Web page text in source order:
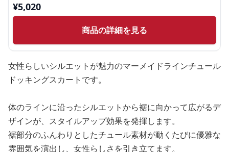
¥5,020
商品の詳細を見る
女性らしいシルエットが魅力のマーメイドラインチュール
ドッキングスカートです。
体のラインに沿ったシルエットから裾に向かって広がるデ
ザインが、スタイルアップ効果を発揮します。
裾部分のふんわりとしたチュール素材が動くたびに優雅な
雰囲気を演出し、女性らしさを引き立てます。